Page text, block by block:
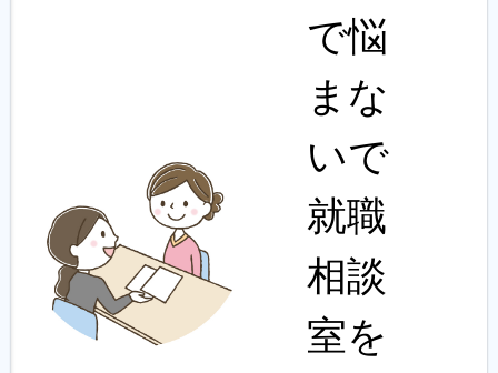
で悩
まな
いで
就職
相談
室を